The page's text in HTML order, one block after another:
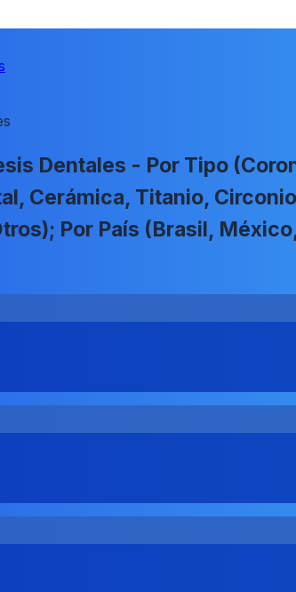
Dentales - Por Tipo
Cerámica, Titanio,
Por País (Brasil,